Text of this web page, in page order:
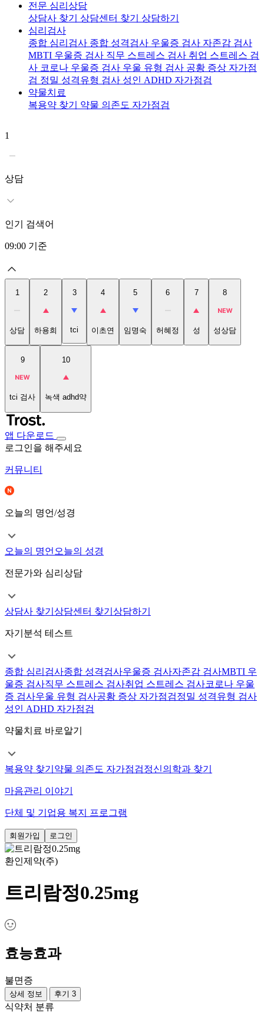
전문 심리상담
상담사 찾기 상담센터 찾기 상담하기
심리검사
종합 심리검사 종합 성격검사 우울증 검사 자존감 검사
MBTI 우울증 검사 직무 스트레스 검사 취업 스트레스 검
사 코로나 우울증 검사 우울 유형 검사 공황 증상 자가점
검 정밀 성격유형 검사 성인 ADHD 자가점검
약물치료
복용약 찾기 약물 의존도 자가점검
1
상담
인기 검색어
09:00 기준
1
상담
2
하용희
3
tci
4
이초연
5
임명숙
6
허혜정
7
성
8
성상담
9
tci 검사
10
녹색 adhd약
앱 다운로드
로그인을 해주세요
커뮤니티
오늘의 명언/성경
오늘의 명언 오늘의 성경
전문가와 심리상담
상담사 찾기 상담센터 찾기 상담하기
자기분석 테스트
종합 심리검사종합 성격검사우울증 검사자존감 검사MBTI 우
울증 검사직무 스트레스 검사취업 스트레스 검사코로나 우울
증 검사우울 유형 검사공황 증상 자가점검정밀 성격유형 검사
성인 ADHD 자가점검
약물치료 바로알기
복용약 찾기 약물 의존도 자가점검정신의학과 찾기
마음관리 이야기
단체 및 기업용 복지 프로그램
회원가입 로그인
환인제약(주)
트리람정0.25mg
효능효과
불면증
상세 정보 후기 3
식약처 분류